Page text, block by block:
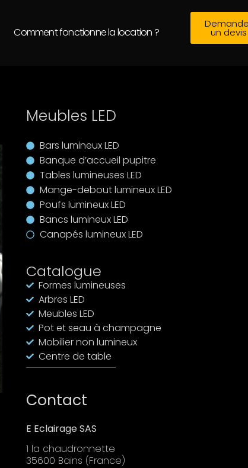
Comment fonctionne la location ? un devis
Meubles LED
Bars lumineux LED
Banque d’accueil pupitre
Tables lumineuses LED
Mange-debout lumineux LED
Poufs lumineux LED
Bancs lumineux LED
Canapés lumineux LED
Catalogue
Formes lumineuses
Arbres LED
Meubles LED
Pot et seau à champagne
Mobilier non lumineux
Centre de table
Contact
E Eclairage SAS
1 la chaudronnette
35600 Bains (France)